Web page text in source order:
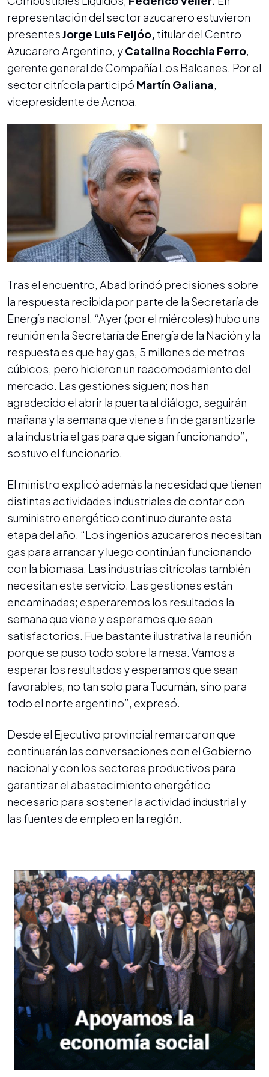
representación del sector azucarero estuvieron
presentesJorge Luis Feijóo, titular del Centro
Azucarero Argentino, yCatalina Rocchia Ferro,
gerente general de Compañía Los Balcanes. Por el
sector citrícola participó Martín Galiana,
vicepresidente de Acnoa.
Tras el encuentro, Abad brindó precisiones sobre
la respuesta recibida por parte de la Secretaría de
Energía nacional. “Ayer (por el miércoles) hubo una
reunión en la Secretaría de Energía de la Nación y la
respuesta es que hay gas, 5 millones de metros
cúbicos, pero hicieron un reacomodamiento del
mercado. Las gestiones siguen; nos han
agradecido el abrir la puerta al diálogo, seguirán
mañana y la semana que viene a fin de garantizarle
a la industria el gas para que sigan funcionando”,
sostuvo el funcionario.
El ministro explicó además la necesidad que tienen
distintas actividades industriales de contar con
suministro energético continuo durante esta
etapa del año. “Los ingenios azucareros necesitan
gas para arrancar y luego continúan funcionando
con la biomasa. Las industrias citrícolas también
necesitan este servicio. Las gestiones están
encaminadas; esperaremos los resultados la
semana que viene y esperamos que sean
satisfactorios. Fue bastante ilustrativa la reunión
porque se puso todo sobre la mesa. Vamos a
esperar los resultados y esperamos que sean
favorables, no tan solo para Tucumán, sino para
todo el norte argentino”, expresó.
Desde el Ejecutivo provincial remarcaron que
continuarán las conversaciones con el Gobierno
nacional y con los sectores productivos para
garantizar el abastecimiento energético
necesario para sostener la actividad industrial y
las fuentes de empleo en la región.